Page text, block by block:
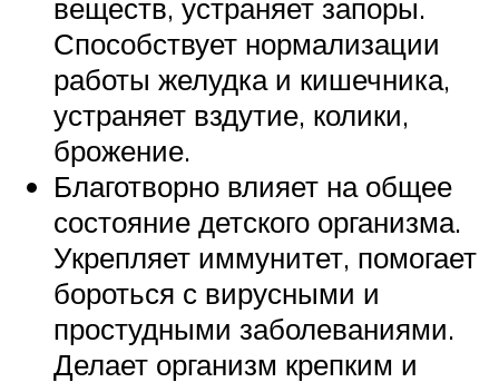
веществ, устраняет запоры.
Способствует нормализации
работы желудка и кишечника,
устраняет вздутие, колики,
брожение.
Благотворно влияет на общее
состояние детского организма.
Укрепляет иммунитет, помогает
бороться с вирусными и
простудными заболеваниями.
Делает организм крепким и